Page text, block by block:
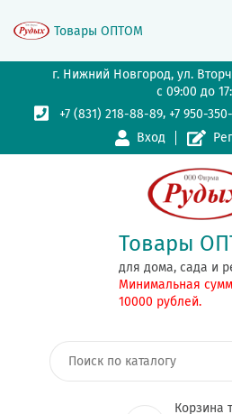
г. Нижний Новгород, ул.
с 09:00 до
+7 (831) 218-88-89,+7 950-
Вход
Товары
для дома, сада и
Минимальная
10000 рублей.
Корзина
Товары ОПТОМ